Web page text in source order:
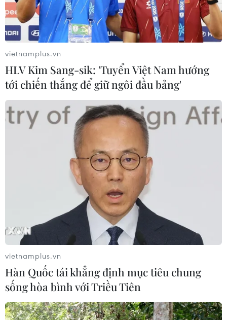
Thẩm phán Nawaf Salam được bổ nhiệm
là Thủ tướng Liban
13/01/2025 23:36
Trong những cuộc tham vấn do Tổng thống Aoun triệu
tập, ông Salam đã giành được 84 phiếu bầu tại Quốc
hội Liban, trong khi cựu Thủ tướng lâm thời Najib Mikati
chỉ thu về 9 phiếu ủng hộ.
vietnamplus.vn
HLV Kim Sang-sik: 'Tuyển Việt Nam hướng
tới chiến thắng để giữ ngôi đầu bảng'
vietnamplus.vn
Hàn Quốc tái khẳng định mục tiêu chung
sống hòa bình với Triều Tiên